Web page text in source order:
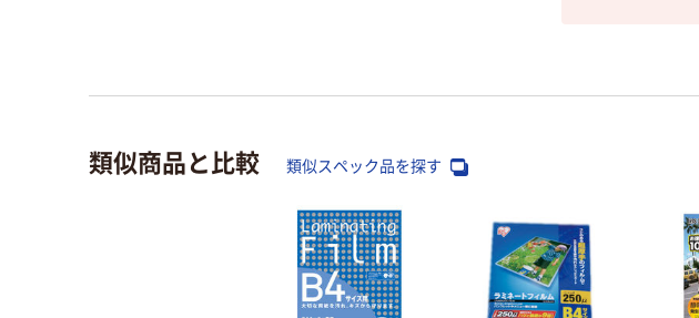
類似商品と比較 類似スペック品を探す